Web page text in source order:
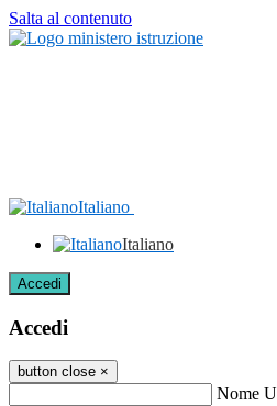
Salta al contenuto
Italiano
Italiano
Accedi
Accedi
button close ×
Nome